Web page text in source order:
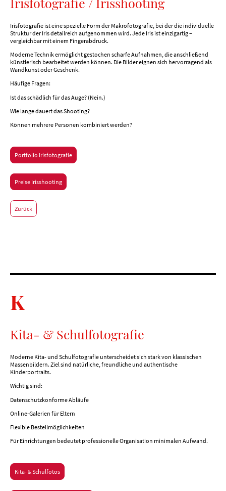
Irisfotografie ist eine spezielle Form der Makrofotografie, bei der die individuelle
Struktur der Iris detailreich aufgenommen wird. Jede Iris ist einzigartig –
vergleichbar mit einem Fingerabdruck.
Moderne Technik ermöglicht gestochen scharfe Aufnahmen, die anschließend
künstlerisch bearbeitet werden können. Die Bilder eignen sich hervorragend als
Wandkunst oder Geschenk.
Häufige Fragen:
Ist das schädlich für das Auge? (Nein.)
Wie lange dauert das Shooting?
Können mehrere Personen kombiniert werden?
Portfolio Irisfotografie
Preise Irisshooting
Zurück
K
Kita- & Schulfotografie
Moderne Kita- und Schulfotografie unterscheidet sich stark von klassischen
Massenbildern. Ziel sind natürliche, freundliche und authentische
Kinderportraits.
Wichtig sind:
Datenschutzkonforme Abläufe
Online-Galerien für Eltern
Flexible Bestellmöglichkeiten
Für Einrichtungen bedeutet professionelle Organisation minimalen Aufwand.
Kita- & Schulfotos